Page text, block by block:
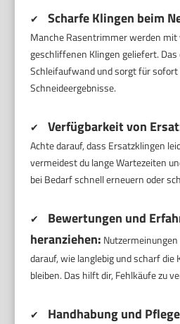
✔ Scharfe Klingen beim
Manche Rasentrimmer werden
geschliffenen Klingen geliefert.
Schleifaufwand und sorgt für sofort
Schneideergebnisse.
✔ Verfügbarkeit von
Achte darauf, dass Ersatzklingen
vermeidest du lange Wartezeiten
bei Bedarf schnell erneuern oder
✔
Bewertungen und
heranziehen:
darauf, wie langlebig und scharf die
bleiben. Das hilft dir, Fehlkäufe zu
✔
Handhabung und